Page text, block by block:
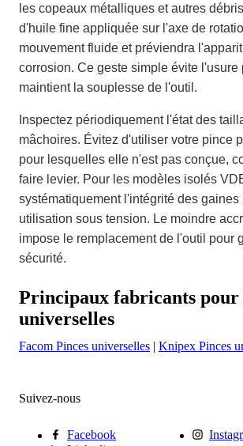
les copeaux métalliques et autres
d'huile fine appliquée sur l'axe de
mouvement fluide et préviendra
corrosion. Ce geste simple évite l'usure
maintient la souplesse de l'outil.
Inspectez périodiquement l'état des
mâchoires. Évitez d'utiliser votre pince
pour lesquelles elle n'est pas conçue,
faire levier. Pour les modèles isolés
systématiquement l'intégrité des gaines
utilisation sous tension. Le moindre
impose le remplacement de l'outil pour
sécurité.
Principaux fabricants pour
universelles
Facom Pinces universelles | Knipex Pinces
Suivez-nous
Facebook